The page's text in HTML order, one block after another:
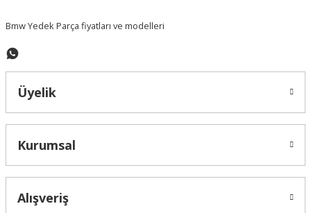
Bmw Yedek Parça fiyatları ve modelleri
Üyelik
Kurumsal
Alışveriş